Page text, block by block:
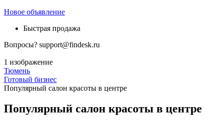
Новое объявление
Быстрая продажа
Вопросы? support@findesk.ru
1 изображение
Тюмень
Готовый бизнес
Популярный салон красоты в центре
Популярный салон красоты в центре